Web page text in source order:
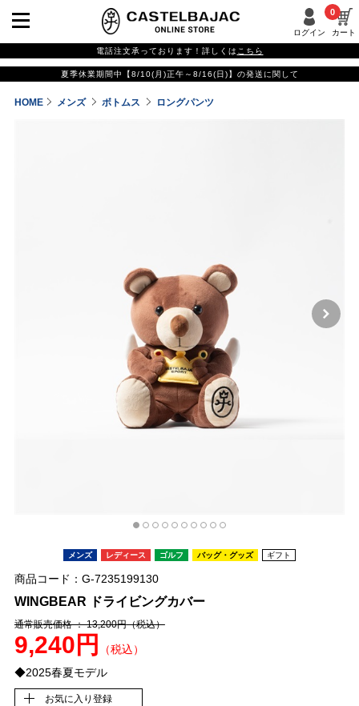
ログイン カート
0
電話注文承っております！詳しくは こちら
夏季休業期間中【8/10(月)正午～8/16(日)】の発送に関して
HOME メンズ ボトムス ロングパンツ
メンズ レディース ゴルフ バッグ・グッズ ギフト
商品コード：G-7235199130
WINGBEAR ドライビングカバー
通常販売価格 ： 13,200円（税込）
9,240円
（税込）
◆2025春夏モデル
お気に入り登録